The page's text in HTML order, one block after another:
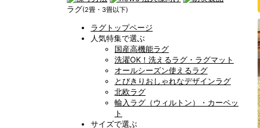
ラグ(2畳・3畳以下)
ラグトップページ
人気特集で選ぶ
国産高機能ラグ
洗濯OK！洗えるラグ・ラグマット
オールシーズン使えるラグ
とびきりおしゃれなデザインラグ
北欧ラグ
輸入ラグ（ウィルトン）・カーペッ
ト
サイズで選ぶ